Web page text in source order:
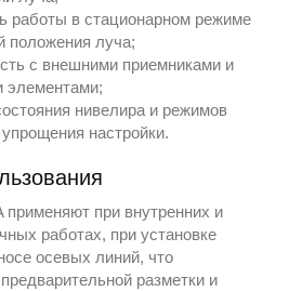
работы в стационарном режиме
положения луча;
с внешними приемниками и
элементами;
нивелира и режимов
настройки.
применяют при внутренних и
работах, при установке
осевых линий, что
разметки и